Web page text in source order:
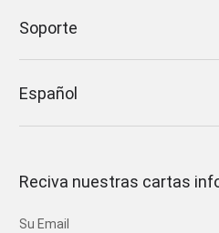
Soporte
Español
Reciva nuestras cartas